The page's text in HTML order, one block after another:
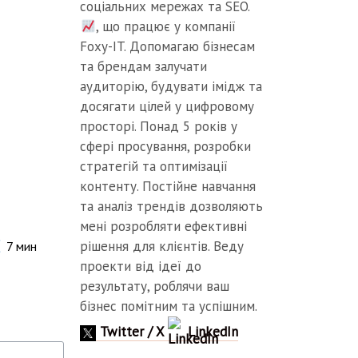
7мин
соціальних мережах та SEO.
, що працює у компанії
Foxy-IT. Допомагаю бізнесам
та брендам залучати
аудиторію, будувати імідж та
досягати цілей у цифровому
просторі. Понад 5 років у
сфері просування, розробки
стратегій та оптимізації
контенту. Постійне навчання
та аналіз трендів дозволяють
мені розробляти ефективні
рішення для клієнтів. Веду
проекти від ідеї до
результату, роблячи ваш
бізнес помітним та успішним.
Twitter / X
LinkedIn